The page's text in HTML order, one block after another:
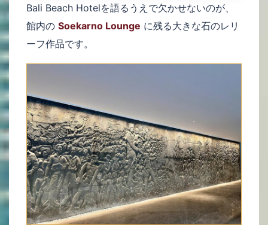
Bali Beach Hotelを語るうえで欠かせないのが、
館内の Soekarno Lounge に残る大きな石のレリ
ーフ作品です。